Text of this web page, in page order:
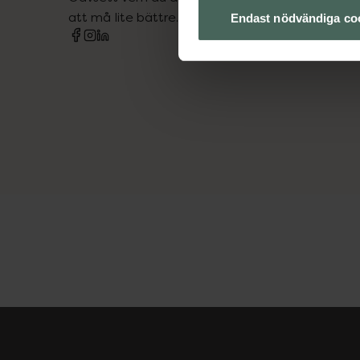
Endast nödvändiga
att må lite bättre. Välkommen att prata med